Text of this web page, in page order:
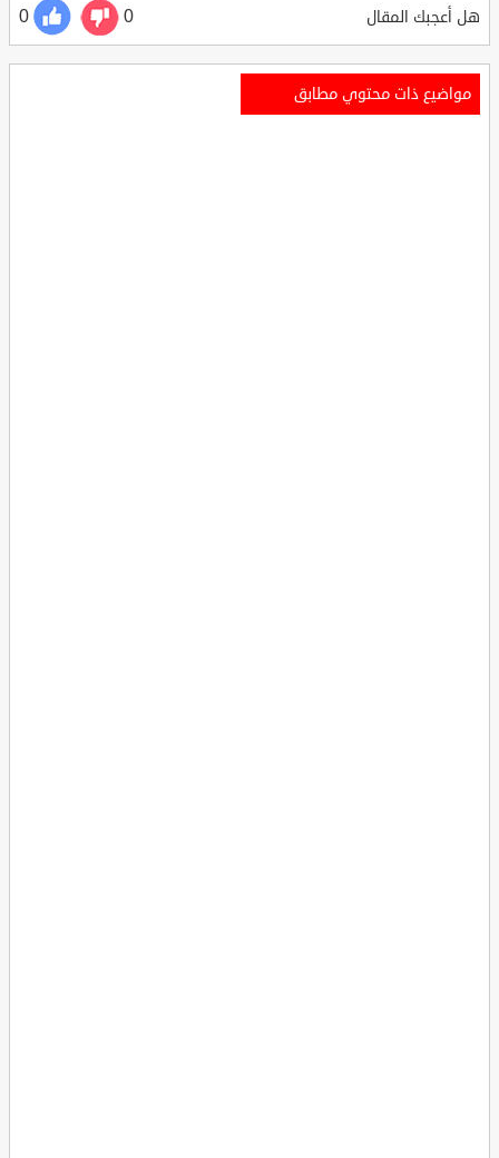
هل أعجبك المقال 0
0
مواضيع ذات محتوي مطابق